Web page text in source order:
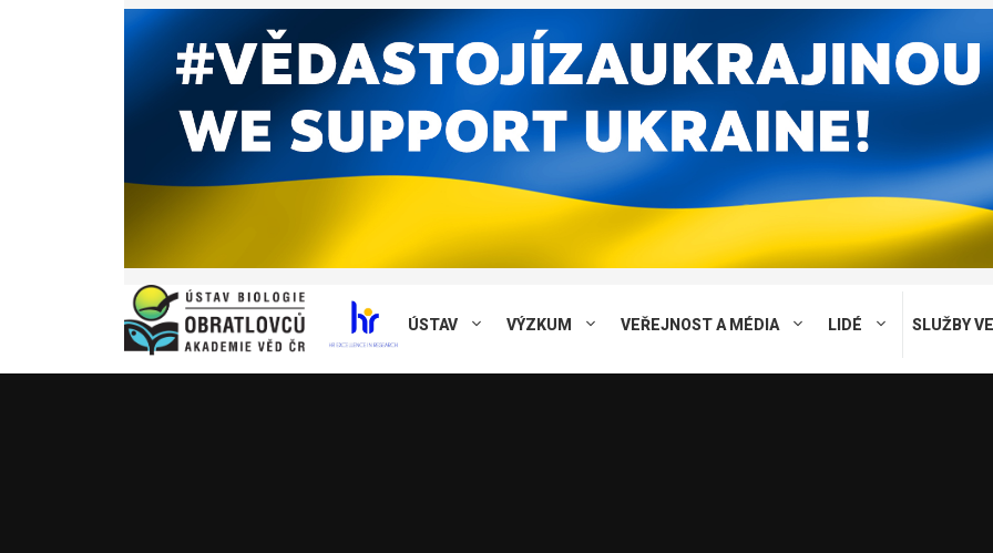
ÚSTAV VÝZKUM VEŘEJNOST A MÉDIA LIDÉ SLUŽBY